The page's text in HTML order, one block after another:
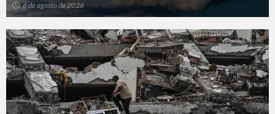
6 de agosto de 2026